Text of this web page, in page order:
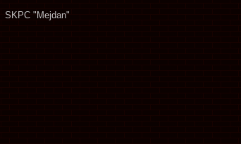
SKPC "Mejdan"